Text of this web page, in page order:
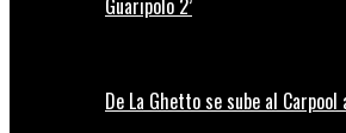
Guaripolo 2’
De La Ghetto se sube al